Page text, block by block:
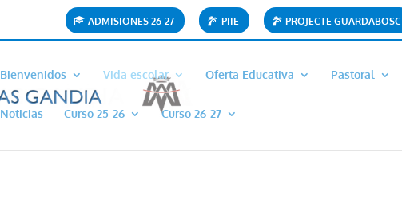
ADMISIONES 26-27 PIIE PROJECTE GUARDABOSC
Bienvenidos Vida escolar Oferta Educativa Pastoral
Noticias Curso 25-26 Curso 26-27